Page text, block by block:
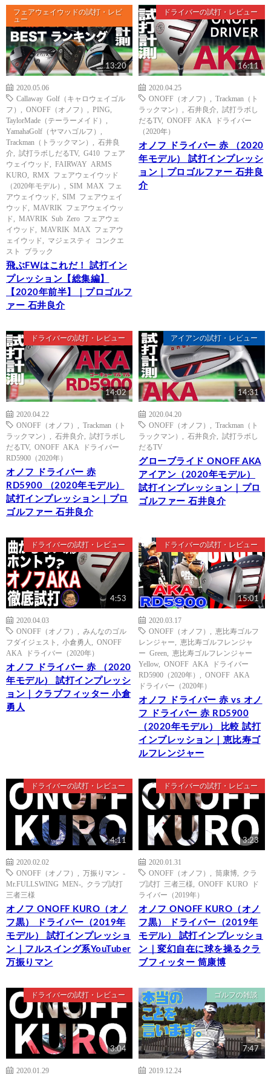
フェアウェイウッドの試打・レビ
ュー
13:20
2020.05.06
Callaway Golf（キャロウェイゴル
フ）
ONOFF（オノフ） PING
TaylorMade（テーラーメイド）
YamahaGolf（ヤマハゴルフ）
Trackman（トラックマン）
石井良
介
試打ラボしだるTV, G410 フェア
ウェイウッド
FAIRWAY ARMS
KURO
RMX フェアウェイウッド
（2020年モデル）
SIM MAX フェ
アウェイウッド
SIM フェアウェイ
ウッド
MAVRIK フェアウェイウッ
ド
MAVRIK Sub Zero フェアウェ
イウッド
MAVRIK MAX フェアウ
ェイウッド
マジェスティ コンクエ
スト ブラック
飛ぶFWはこれだ！ 試打イン
プレッション【総集編】
【2020年前半】｜プロゴルフ
ァー 石井良介
ドライバーの試打・レビュー
16:11
2020.04.25
ONOFF（オノフ）
Trackman（ト
ラックマン）
石井良介
試打ラボし
だるTV, ONOFF AKA ドライバー
（2020年）
オノフ ドライバー 赤 （2020
年モデル） 試打インプレッシ
ョン｜プロゴルファー 石井良
介
ドライバーの試打・レビュー
14:02
2020.04.22
ONOFF（オノフ）
Trackman（ト
ラックマン）
石井良介
試打ラボし
だるTV, ONOFF AKA ドライバー
RD5900（2020年）
オノフ ドライバー 赤
RD5900 （2020年モデル）
試打インプレッション｜プロ
ゴルファー 石井良介
アイアンの試打・レビュー
14:31
2020.04.20
ONOFF（オノフ）
Trackman（ト
ラックマン）
石井良介
試打ラボし
だるTV
グローブライド ONOFF AKA
アイアン（2020年モデル）
試打インプレッション｜プロ
ゴルファー 石井良介
ドライバーの試打・レビュー
4:53
2020.04.03
ONOFF（オノフ）
みんなのゴル
フダイジェスト
小倉勇人
ONOFF
AKA ドライバー（2020年）
オノフ ドライバー 赤 （2020
年モデル） 試打インプレッシ
ョン｜クラブフィッター 小倉
勇人
ドライバーの試打・レビュー
15:01
2020.03.17
ONOFF（オノフ）
恵比寿ゴルフ
レンジャー
恵比寿ゴルフレンジャ
ー Green
恵比寿ゴルフレンジャー
Yellow, ONOFF AKA ドライバー
RD5900（2020年）
ONOFF AKA
ドライバー（2020年）
オノフ ドライバー 赤 vs オノ
フ ドライバー 赤 RD5900
（2020年モデル） 比較 試打
インプレッション｜恵比寿ゴ
ルフレンジャー
ドライバーの試打・レビュー
4:11
2020.02.02
ONOFF（オノフ）
万振りマン -
Mr.FULLSWING MEN-
クラブ試打
三者三様
オノフ ONOFF KURO（オノ
フ黒） ドライバー（2019年
モデル） 試打インプレッショ
ン｜フルスイング系YouTuber
万振りマン
ドライバーの試打・レビュー
3:23
2020.01.31
ONOFF（オノフ）
筒康博
クラ
ブ試打 三者三様
ONOFF KURO ド
ライバー（2019年）
オノフ ONOFF KURO（オノ
フ黒） ドライバー（2019年
モデル） 試打インプレッショ
ン｜変幻自在に球を操るクラ
ブフィッター 筒康博
ドライバーの試打・レビュー
3:04
2020.01.29
ゴルフの雑談
7:47
2019.12.24